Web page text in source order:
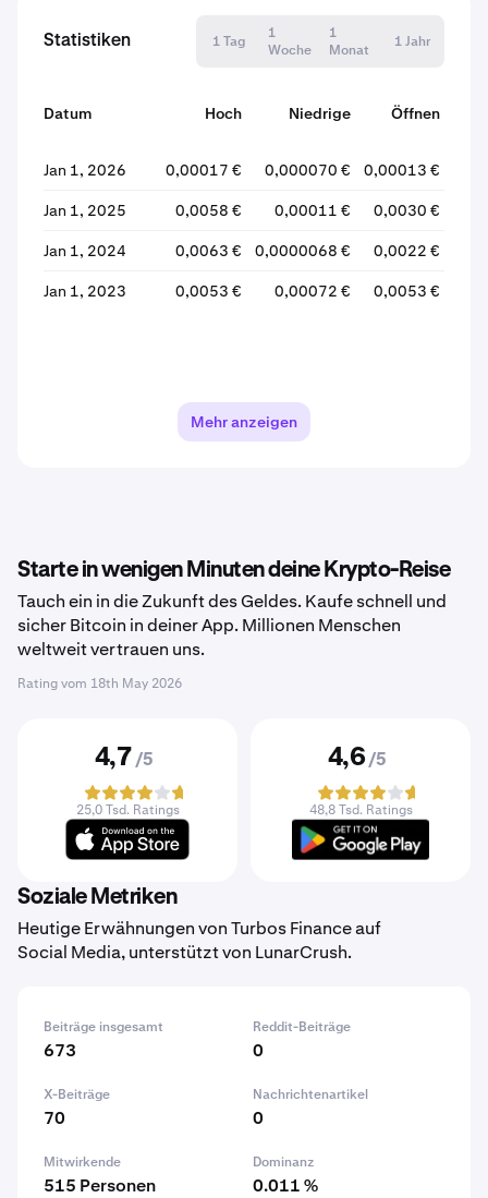
Statistiken 1 Tag
1
Woche
1
Monat
1 Jahr
Datum Hoch Niedrige Öffnen
Jan 1, 2026 0,00017 € 0,000070 € 0,00013 €
Jan 1, 2025 0,0058 € 0,00011 € 0,0030 €
Jan 1, 2024 0,0063 € 0,0000068 € 0,0022 €
Jan 1, 2023 0,0053 € 0,00072 € 0,0053 €
Mehr anzeigen
Starte in wenigen Minuten deine Krypto-Reise
Tauch ein in die Zukunft des Geldes. Kaufe schnell und
sicher Bitcoin in deiner App. Millionen Menschen
weltweit vertrauen uns.
Rating vom 18th May 2026
4,7 /5
25,0 Tsd. Ratings
4,6 /5
48,8 Tsd. Ratings
Soziale Metriken
Heutige Erwähnungen von Turbos Finance auf
Social Media, unterstützt von LunarCrush.
Beiträge insgesamt
673
Reddit-Beiträge
0
X-Beiträge
70
Nachrichtenartikel
0
Mitwirkende
515 Personen
Dominanz
0.011 %